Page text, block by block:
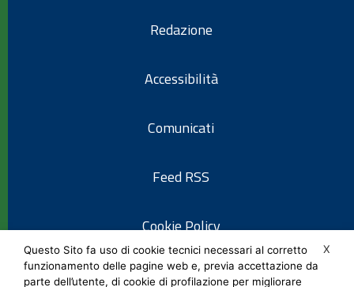
Redazione
Accessibilità
Comunicati
Feed RSS
Cookie Policy
Informativa privacy
X
Questo Sito fa uso di cookie tecnici necessari al corretto
funzionamento delle pagine web e, previa accettazione da
parte dell’utente, di cookie di profilazione per migliorare